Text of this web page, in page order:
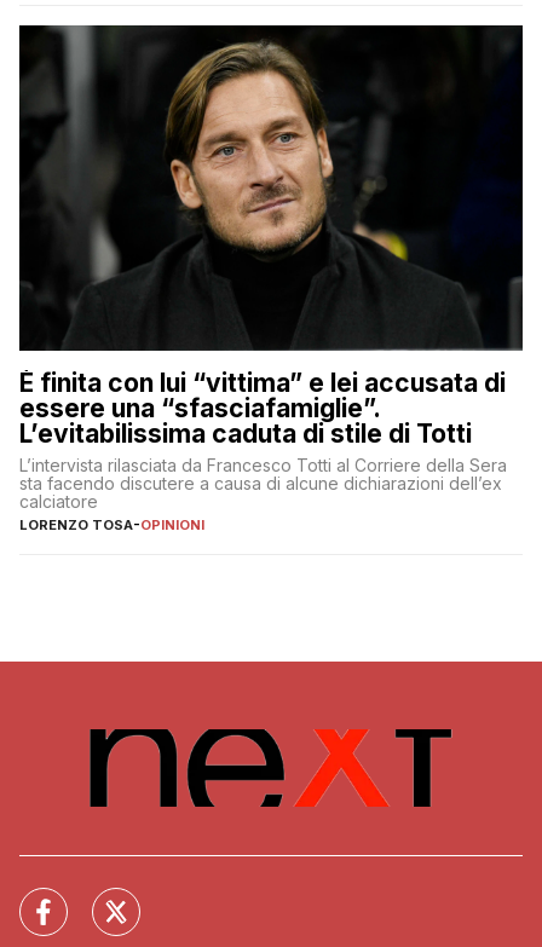
È finita con lui “vittima” e lei accusata di
essere una “sfasciafamiglie”.
L’evitabilissima caduta di stile di Totti
L’intervista rilasciata da Francesco Totti al Corriere della Sera
sta facendo discutere a causa di alcune dichiarazioni dell’ex
calciatore
LORENZO TOSA-OPINIONI